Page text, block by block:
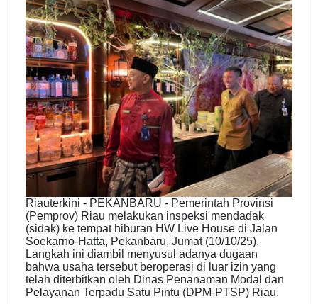
Riauterkini - PEKANBARU - Pemerintah Provinsi
(Pemprov) Riau melakukan inspeksi mendadak
(sidak) ke tempat hiburan HW Live House di Jalan
Soekarno-Hatta, Pekanbaru, Jumat (10/10/25).
Langkah ini diambil menyusul adanya dugaan
bahwa usaha tersebut beroperasi di luar izin yang
telah diterbitkan oleh Dinas Penanaman Modal dan
Pelayanan Terpadu Satu Pintu (DPM-PTSP) Riau.